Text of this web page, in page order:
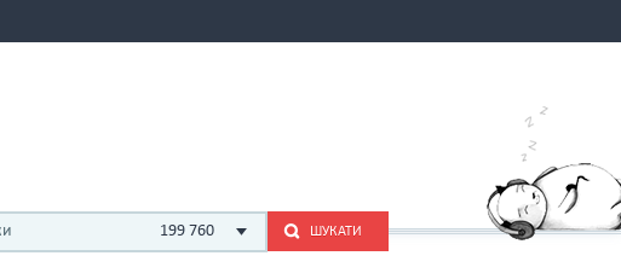
199 760 ШУКАТИ